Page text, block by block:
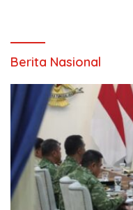
Berita Nasional